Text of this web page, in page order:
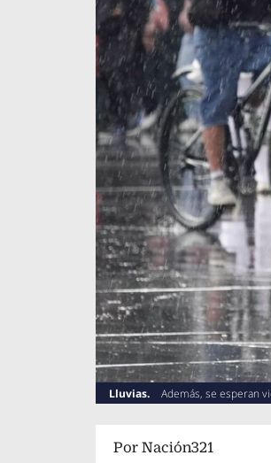
Lluvias. Además, se esperan
Por Nación321